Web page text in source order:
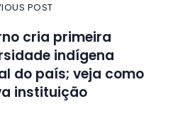
POST
cria primeira
indígena
do país; veja como
instituição